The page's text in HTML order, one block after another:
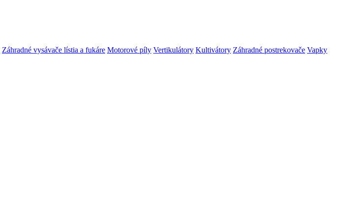
Záhradné vysávače lístia a fukáre Motorové píly Vertikulátory Kultivátory Záhradné postrekovače Vapky